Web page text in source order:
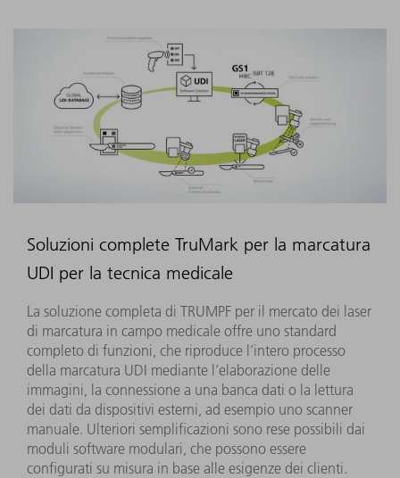
Soluzioni complete TruMark per la marcatura
UDI per la tecnica medicale
La soluzione completa di TRUMPF per il mercato dei laser
di marcatura in campo medicale offre uno standard
completo di funzioni, che riproduce l’intero processo
della marcatura UDI mediante l’elaborazione delle
immagini, la connessione a una banca dati o la lettura
dei dati da dispositivi esterni, ad esempio uno scanner
manuale. Ulteriori semplificazioni sono rese possibili dai
moduli software modulari, che possono essere
configurati su misura in base alle esigenze dei clienti.